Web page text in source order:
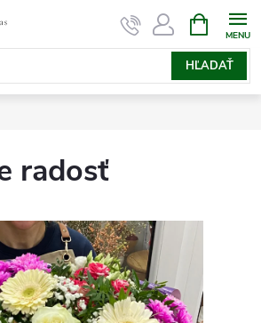
HĽADAŤ
KOŠÍK
radosť